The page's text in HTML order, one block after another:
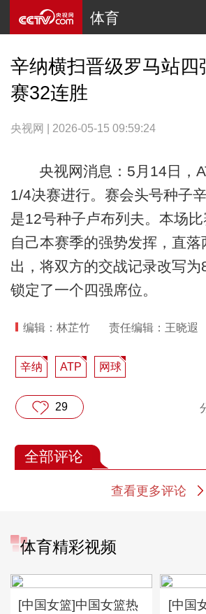
体育
辛纳横扫晋级罗马站四
赛32连胜
央视网 | 2026-05-15 09:59:24
央视网消息：5月14日，
1/4决赛进行。赛会头号种子
是12号种子卢布列夫。本场
自己本赛季的强势发挥，直落
出，将双方的交战记录改写为
锁定了一个四强席位。
编辑：林芷竹 责任编辑：王晓遐
辛纳 ATP 网球
29
全部评论
查看更多评论
体育精彩视频
[中国女篮]中国女篮热
[中国